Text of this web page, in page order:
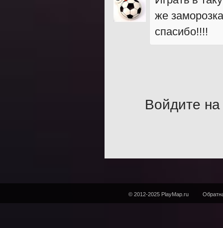
же
спасибо!!!!
Войдите на
© 2012-2025 PlayMap.ru